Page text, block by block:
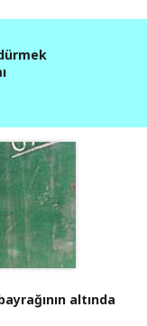
altında